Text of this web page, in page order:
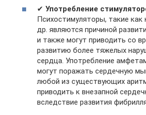
✔ Употребление
Психостимуляторы, такие как
др. являются причиной
и также могут приводить со
развитию более тяжелых
сердца. Употребление
могут поражать сердечную
любой из существующих
приводить к внезапной
вследствие развития